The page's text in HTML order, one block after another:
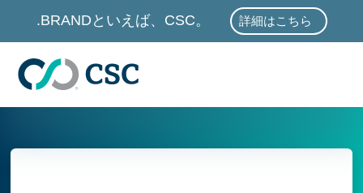
メインコンテンツに進む
.BRANDといえば、CSC。 詳細はこちら
.BRANDといえば、